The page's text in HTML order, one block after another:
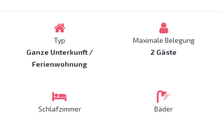
Typ
Ganze Unterkunft /
Ferienwohnung
Maximale Belegung
2 Gäste
Schlafzimmer
Bäder